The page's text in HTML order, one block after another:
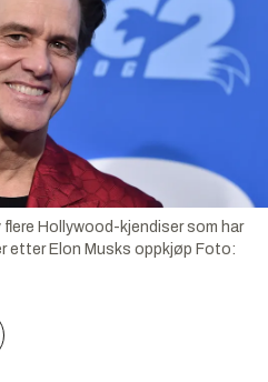
flere Hollywood-kjendiser som har
Elon Musks oppkjøp Foto: